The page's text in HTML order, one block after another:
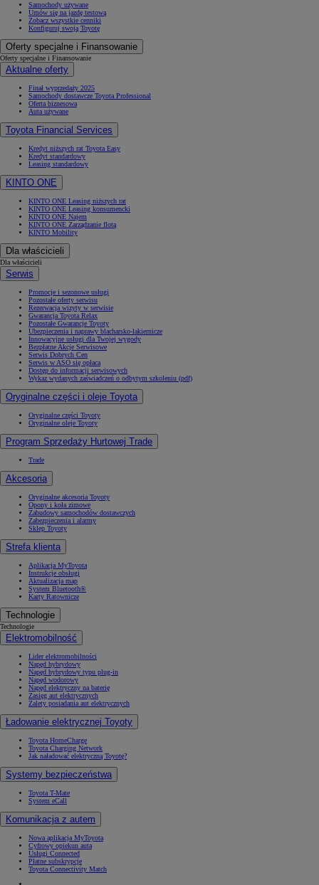
Samochody używane
Umów się na jazdę testową
Zobacz wszystkie cenniki
Konfiguruj swoją Toyotę
Oferty specjalne i Finansowanie
Oferty specjalne i Finansowanie
Aktualne oferty
Finał wyprzedaży 2025
Samochody dostawcze Toyota Professional
Oferta biznesowa
Auta używane
Toyota Financial Services
Kredyt niższych rat Toyota Easy
Kredyt standardowy
Leasing standardowy
KINTO ONE
KINTO ONE Leasing niższych rat
KINTO ONE Leasing konsumencki
KINTO ONE Najem
KINTO ONE Zarządzanie flotą
KINTO Mobility
Dla właścicieli
Dla właścicieli
Serwis
Promocje i sezonowe usługi
Pozostałe oferty serwisu
Rezerwacja wizyty w serwisie
Gwarancja Toyota Relax
Pozostałe Gwarancje Toyoty
Ubezpieczenia i naprawy blacharsko-lakiernicze
Innowacyjne usługi dla Twojej wygody
Bezpłatne Akcje Serwisowe
Serwis Dobrych Cen
Serwis w ASO się opłaca
Dostęp do informacji serwisowych
Wykaz wydanych zaświadczeń o odbytym szkoleniu (pdf)
Oryginalne części i oleje Toyota
Oryginalne części Toyoty
Oryginalne oleje Toyoty
Program Sprzedaży Hurtowej Trade
Trade
Akcesoria
Oryginalne akcesoria Toyoty
Opony i koła zimowe
Zabudowy samochodów dostawczych
Zabezpieczenia i alarmy
Sklep Toyoty
Strefa klienta
Aplikacja MyToyota
Instrukcje obsługi
Aktualizacja map
System Bluetooth®
Karty Ratownicze
Technologie
Technologie
Elektromobilność
Lider elektromobilności
Napęd hybrydowy
Napęd hybrydowy typu plug-in
Napęd wodorowy
Napęd elektryczny na baterię
Zasięg aut elektrycznych
Zalety posiadania aut elektrycznych
Ładowanie elektrycznej Toyoty
Toyota HomeCharge
Toyota Charging Network
Jak naładować elektryczną Toyotę?
Systemy bezpieczeństwa
Toyota T-Mate
System eCall
Komunikacja z autem
Nowa aplikacja MyToyota
Cyfrowy opiekun auta
Usługi Connected
Płatne subskrypcje
Toyota Connectivity Match